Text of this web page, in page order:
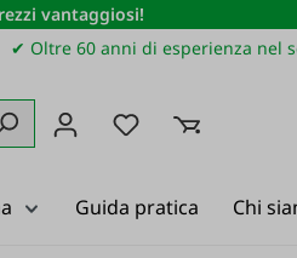
vantaggiosi!
✔ Oltre 60 anni di esperienza nel
Hai 0 articoli
Guida pratica Chi